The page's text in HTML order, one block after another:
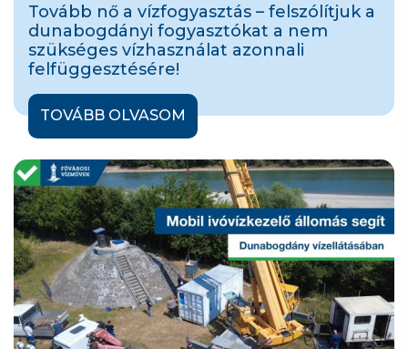
Tovább nő a vízfogyasztás – felszólítjuk a
dunabogdányi fogyasztókat a nem
szükséges vízhasználat azonnali
felfüggesztésére!
TOVÁBB OLVASOM